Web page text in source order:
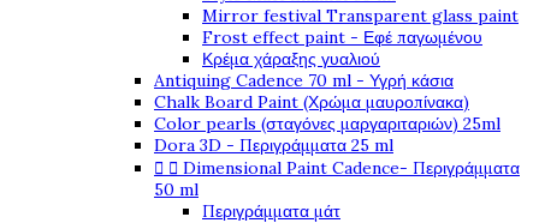
Mirror festival Transparent glass paint
Frost effect paint - Εφέ παγωμένου
Κρέμα χάραξης γυαλιού
Antiquing Cadence 70 ml - Υγρή κάσια
Chalk Board Paint (Χρώμα μαυροπίνακα)
Color pearls (σταγόνες μαργαριταριών) 25ml
Dora 3D - Περιγράμματα 25 ml
  Dimensional Paint Cadence- Περιγράμματα
50 ml
Περιγράμματα μάτ